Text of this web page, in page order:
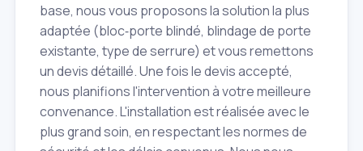
base, nous vous proposons la solution la plus
adaptée (bloc‑porte blindé, blindage de porte
existante, type de serrure) et vous remettons
un devis détaillé. Une fois le devis accepté,
nous planifions l'intervention à votre meilleure
convenance. L'installation est réalisée avec le
plus grand soin, en respectant les normes de